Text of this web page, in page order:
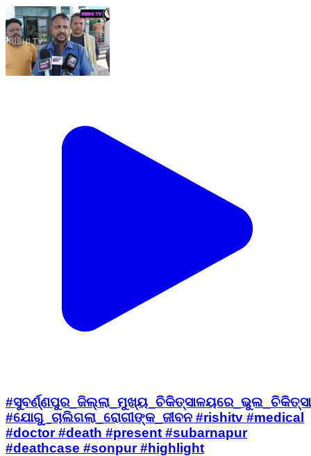
#ସୁବର୍ଣ୍ଣପୁର_ଜିଲ୍ଲା_ମୁଖ୍ୟ_ଚିକିତ୍ସାଳୟରେ_ଭୁଲ_ଚିକିତ୍ସା
#ଯୋଗୁ_ଚାଲିଗଲା_ରୋଗୀଙ୍କ_ଜୀବନ #rishitv #medical
#doctor #death #present #subarnapur
#deathcase #sonpur #highlight